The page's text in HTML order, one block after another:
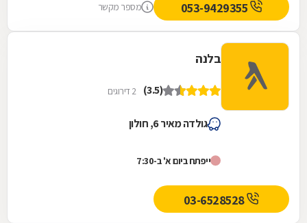
מספר מקשר
בלנה
(3.5) 2 דירוגים
גולדה מאיר 6, חולון
ייפתח ביום א' ב-7:30
03-6528528